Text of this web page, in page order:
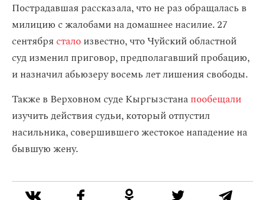
Пострадавшая рассказала, что не раз обращалась в
милицию с жалобами на домашнее насилие. 27
сентябрясталоизвестно, что Чуйский областной
суд изменил приговор, предполагавший пробацию,
и назначил абьюзеру восемь лет лишения свободы.
Также в Верховном суде Кыргызстанапообещали
изучить действия судьи, который отпустил
насильника, совершившего жестокое нападение на
бывшую жену.